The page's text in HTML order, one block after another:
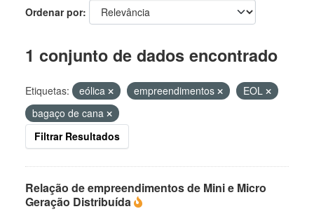
Ordenar por
1 conjunto de dados encontrado
Etiquetas: eólica empreendimentos
EOL
bagaço de cana
Filtrar Resultados
Relação de empreendimentos de Mini e Micro
Geração Distribuída